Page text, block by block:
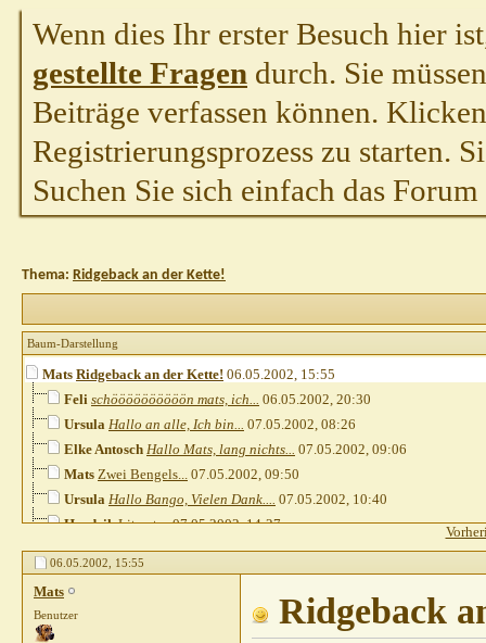
Wenn dies Ihr erster Besuch hier
gestellte Fragen durch. Sie
Beiträge verfassen können.
Registrierungsprozess zu starten.
Suchen Sie sich einfach das
Thema: Ridgeback an der Kette!
Baum-Darstellung
Mats Ridgeback an der Kette! 06.05.2002, 15:55
Feli schöööööööööön mats, ich... 06.05.2002, 20:30
Ursula Hallo an alle, Ich bin... 07.05.2002, 08:26
Elke Antosch Hallo Mats, lang nichts... 07.05.2002, 09:06
Mats Zwei Bengels... 07.05.2002, 09:50
Ursula Hallo Bango, Vielen Dank.... 07.05.2002, 10:40
Hendrik Literatur07.05.2002,14:27
Sparky Hallo Hendrik Unter...07.05.2002,15:22
Mats Zweithund07.05.2002,16:27
Claudia Closmann
Lieber Mats, fuehle Dich... 19.05.2002,
21:45
Mats
20.05.2002,11:11
06.05.2002, 15:55
Mats
Benutzer Ridgeback